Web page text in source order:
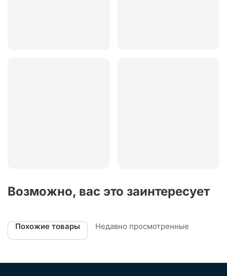
Возможно, вас это заинтересует
Похожие товары Недавно просмотренные